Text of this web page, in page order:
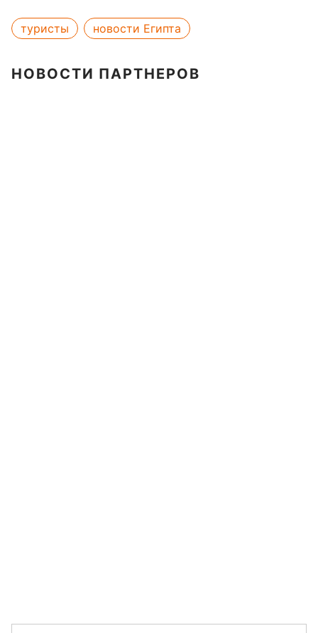
туристы новости Египта
НОВОСТИ ПАРТНЕРОВ